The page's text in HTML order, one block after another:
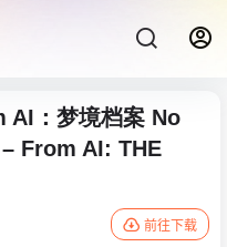
AI：梦境档案 No
From AI: THE
前往下载